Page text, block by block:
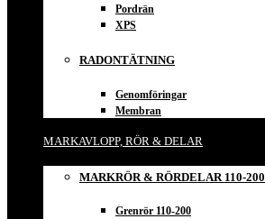
Pordrän
XPS
RADONTÄTNING
Genomföringar
Membran
MARKAVLOPP, RÖR & DELAR
MARKRÖR & RÖRDELAR 110-200
Grenrör 110-200